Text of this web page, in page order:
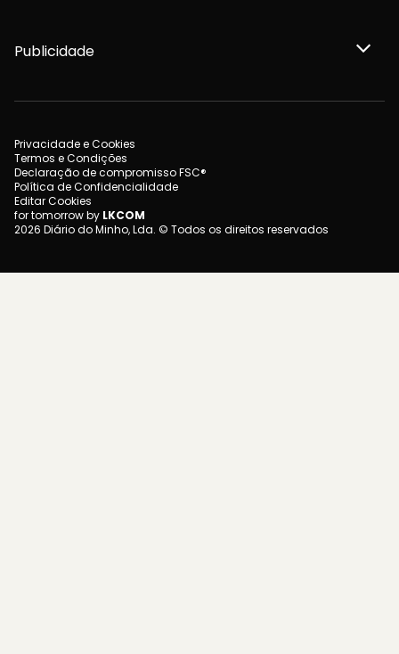
Publicidade
Privacidade e Cookies
Termos e Condições
Declaração de compromisso FSC®
Política de Confidencialidade
Editar Cookies
for tomorrow by LKCOM
2026 Diário do Minho, Lda. © Todos os direitos reservados